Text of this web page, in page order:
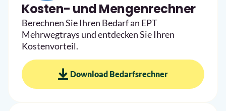
Kosten- und Mengenrechner
Berechnen Sie Ihren Bedarf an EPT
Mehrwegtrays und entdecken Sie Ihren
Kostenvorteil.
Download Bedarfsrechner